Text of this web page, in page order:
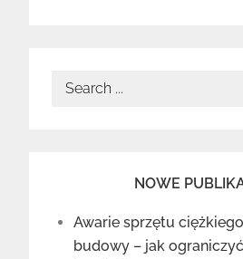
Search
NOWE
Awarie sprzętu
budowy – jak